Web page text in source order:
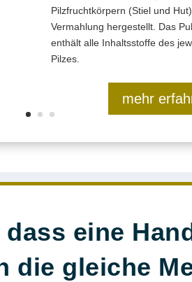
Pilzfruchtkörpern (Stiel und
Vermahlung hergestellt. Das
enthält alle Inhaltsstoffe des
Pilzes.
mehr
eine
die gleiche